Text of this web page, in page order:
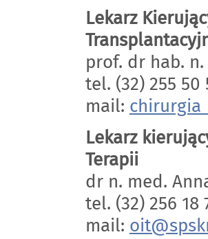
Lekarz
prof. dr hab.
tel. (32) 255 50
mail:
Lekarz
Terapii
dr n. med.
tel. (32) 256 18
mail: